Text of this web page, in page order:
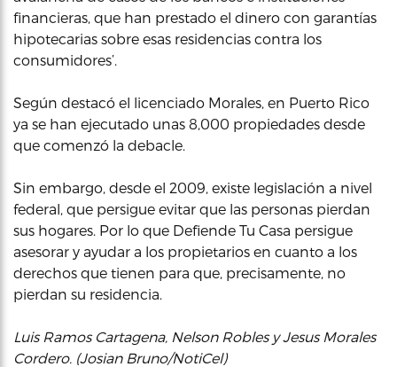
financieras, que han prestado el dinero con garantías
hipotecarias sobre esas residencias contra los
consumidores’.
Según destacó el licenciado Morales, en Puerto Rico
ya se han ejecutado unas 8,000 propiedades desde
que comenzó la debacle.
Sin embargo, desde el 2009, existe legislación a nivel
federal, que persigue evitar que las personas pierdan
sus hogares. Por lo que Defiende Tu Casa persigue
asesorar y ayudar a los propietarios en cuanto a los
derechos que tienen para que, precisamente, no
pierdan su residencia.
Luis Ramos Cartagena, Nelson Robles y Jesus Morales
Cordero. (Josian Bruno/NotiCel)